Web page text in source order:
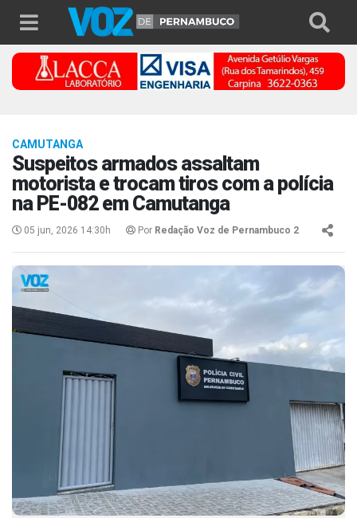
CAMUTANGA
Suspeitos armados assaltam
motorista e trocam tiros com a polícia
na PE-082 em Camutanga
05 jun, 2026 14:30h Por Redação Voz de Pernambuco 2